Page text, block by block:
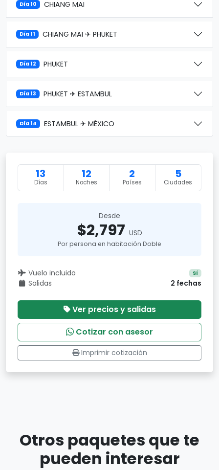
Día 10 CHIANG MAI
Día 11 CHIANG MAI ✈ PHUKET
Día 12 PHUKET
Día 13 PHUKET ✈ ESTAMBUL
Día 14 ESTAMBUL ✈ MÉXICO
13
Días
12
Noches
2
Países
5
Ciudades
Desde
$2,797 USD
Por persona en habitación Doble
Vuelo incluido Sí
Salidas 2 fechas
Ver precios y salidas
Cotizar con asesor
Imprimir cotización
Otros paquetes que te
pueden interesar